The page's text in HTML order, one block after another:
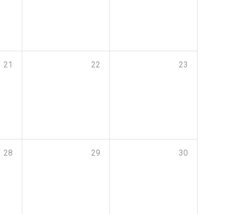
21 22 23
28 29 30